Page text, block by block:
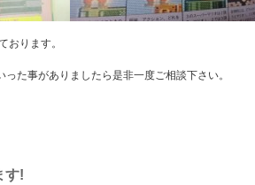
おります。
た事がありましたら是非一度ご相談下さい。
す!